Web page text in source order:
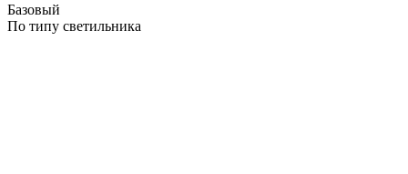
Базовый
По типу светильника